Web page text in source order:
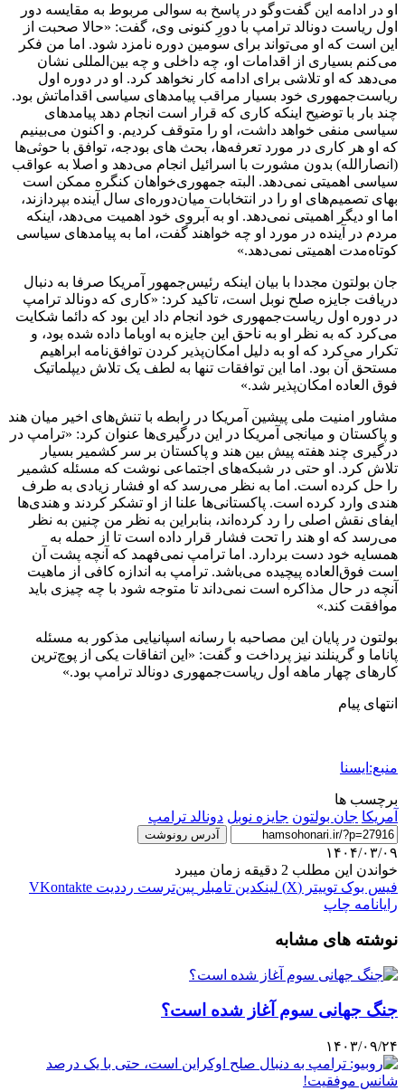
او در ادامه این گفت‌وگو در پاسخ به سوالی مربوط به مقایسه دور
اول ریاست دونالد ترامپ با دورِ کنونی وی، گفت: «حالا صحبت از
این است که او می‌تواند برای سومین دوره نامزد شود. اما من فکر
می‌کنم بسیاری از اقدامات او، چه داخلی و چه بین‌المللی نشان
می‌دهد که او تلاشی برای ادامه کار نخواهد کرد. او در دوره اول
ریاست‌جمهوری خود بسیار مراقب پیامدهای سیاسی اقداماتش بود.
چند بار با توضیح اینکه کاری که قرار است انجام دهد پیامدهای
سیاسی منفی خواهد داشت، او را متوقف کردیم. و اکنون می‌بینیم
که او هر کاری در مورد تعرفه‌ها، بحث های بودجه، توافق با حوثی‌ها
(انصارالله) بدون مشورت با اسرائیل انجام می‌دهد و اصلا به عواقب
سیاسی اهمیتی نمی‌دهد. البته جمهوری‌خواهان کنگره ممکن است
بهای تصمیم‌های او را در انتخابات میان‌دوره‌ای سال آینده بپردازند،
اما او دیگر اهمیتی نمی‌دهد. او به آبروی خود اهمیت می‌دهد، اینکه
مردم در آینده در مورد او چه خواهند گفت، اما به پیامدهای سیاسی
کوتاه‌مدت اهمیتی نمی‌دهد.»
جان بولتون مجددا با بیان اینکه رئیس‌جمهور آمریکا صرفا به دنبال
دریافت جایزه صلح نوبل است، تاکید کرد: «کاری که دونالد ترامپ
در دوره اول ریاست‌جمهوری خود انجام داد این بود که دائما شکایت
می‌کرد که به نظر او به ناحق این جایزه به اوباما داده شده بود، و
تکرار می‌کرد که او به دلیل امکان‌پذیر کردن توافق‌نامه ابراهیم
مستحق آن بود. اما این توافقات تنها به لطف یک تلاش دیپلماتیک
فوق العاده امکان‌پذیر شد.»
مشاور امنیت ملی پیشین آمریکا در رابطه با تنش‌های اخیر میان هند
و پاکستان و میانجی آمریکا در این درگیری‌ها عنوان کرد: «ترامپ در
درگیری چند هفته پیش بین هند و پاکستان بر سر کشمیر بسیار
تلاش کرد. او حتی در شبکه‌های اجتماعی نوشت که مسئله کشمیر
را حل کرده است. اما به نظر می‌رسد که او فشار زیادی به طرف
هندی وارد کرده است. پاکستانی‌ها علنا از او تشکر کردند و هندی‌ها
ایفای نقش اصلی را رد کرده‌اند، بنابراین به نظر من چنین به نظر
می‌رسد که او هند را تحت فشار قرار داده است تا از حمله به
همسایه خود دست بردارد. اما ترامپ نمی‌فهمد که آنچه پشت آن
است فوق‌العاده پیچیده می‌باشد. ترامپ به اندازه کافی از ماهیت
آنچه در حال مذاکره است نمی‌داند تا متوجه شود با چه چیزی باید
موافقت کند.»
بولتون در پایان این مصاحبه با رسانه اسپانیایی مذکور به مسئله
پاناما و گرینلند نیز پرداخت و گفت: «این اتفاقات یکی از پوچ‌ترین
کارهای چهار ماهه اول ریاست‌جمهوری دونالد ترامپ بود.»
انتهای پیام
منبع:ایسنا
برچسب ها
آمريكا جان بولتون جایزه نوبل دونالد ترامپ
آدرس رونوشت
۱۴۰۴/۰۳/۰۹
خواندن این مطلب 2 دقیقه زمان میبرد
فیس بوک توییتر (X) لینکدین ‫تامبلر ‫پین‌ترست ‫رددیت ‫VKontakte
رایانامه چاپ
نوشته های مشابه
جنگ جهانی سوم آغاز شده است؟
۱۴۰۳/۰۹/۲۴